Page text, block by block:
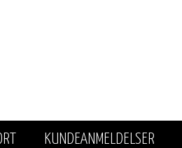
KUNDEANMELDELSER